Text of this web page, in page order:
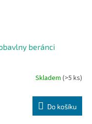
beránci
Skladem (>5 ks)
Do košíku